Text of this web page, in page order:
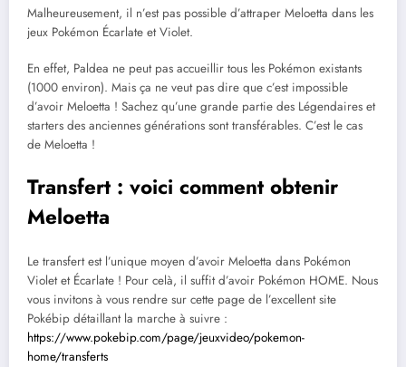
Malheureusement, il n’est pas possible d’attraper Meloetta dans les
jeux Pokémon Écarlate et Violet.
En effet, Paldea ne peut pas accueillir tous les Pokémon existants
(1000 environ). Mais ça ne veut pas dire que c’est impossible
d’avoir Meloetta ! Sachez qu’une grande partie des Légendaires et
starters des anciennes générations sont transférables. C’est le cas
de Meloetta !
Transfert : voici comment obtenir
Meloetta
Le transfert est l’unique moyen d’avoir Meloetta dans Pokémon
Violet et Écarlate ! Pour celà, il suffit d’avoir Pokémon HOME. Nous
vous invitons à vous rendre sur cette page de l’excellent site
Pokébip détaillant la marche à suivre :
https://www.pokebip.com/page/jeuxvideo/pokemon-
home/transferts